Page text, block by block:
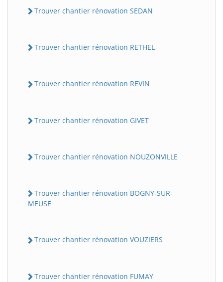
Trouver chantier rénovation SEDAN
Trouver chantier rénovation RETHEL
Trouver chantier rénovation REVIN
Trouver chantier rénovation GIVET
Trouver chantier rénovation NOUZONVILLE
Trouver chantier rénovation BOGNY-SUR-
MEUSE
Trouver chantier rénovation VOUZIERS
Trouver chantier rénovation FUMAY